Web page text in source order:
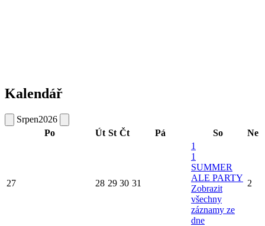
Kalendář
Srpen2026
Po
Út St Čt Pá So Ne
27 28 29 30 31
1
1
SUMMER
ALE PARTY
Zobrazit
všechny
záznamy ze
dne
2